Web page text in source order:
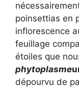
poinsettias en
inflorescence
feuillage
étoiles que
phytoplasme
dépourvu de